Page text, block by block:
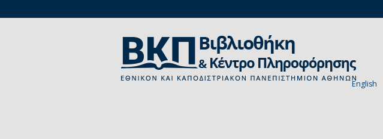
English